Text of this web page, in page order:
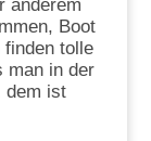
anderem
Boot
finden tolle
man in der
dem ist